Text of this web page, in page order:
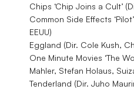
Chips ‘Chip Joins a Cult’
Common Side Effects
EEUU)
Eggland (Dir. Cole Kush,
One Minute Movies ‘The
Mahler, Stefan Holaus,
Tenderland (Dir. Juho